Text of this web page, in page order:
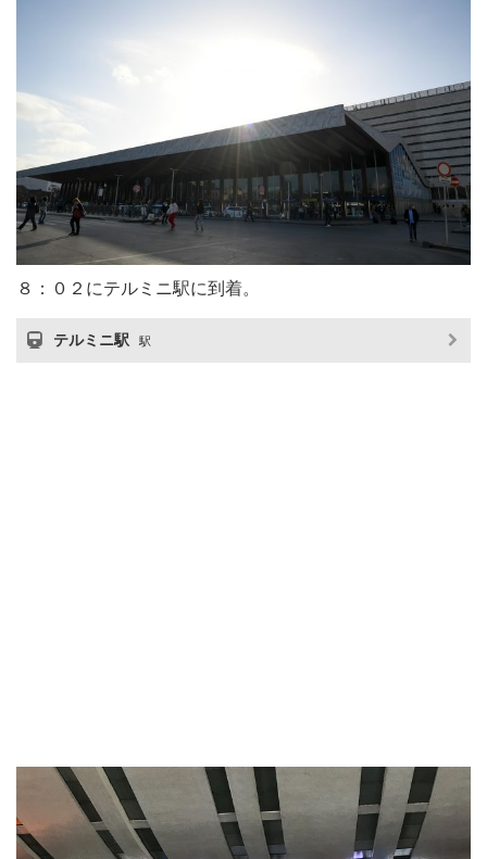
８：０２にテルミニ駅に到着。
テルミニ駅 駅